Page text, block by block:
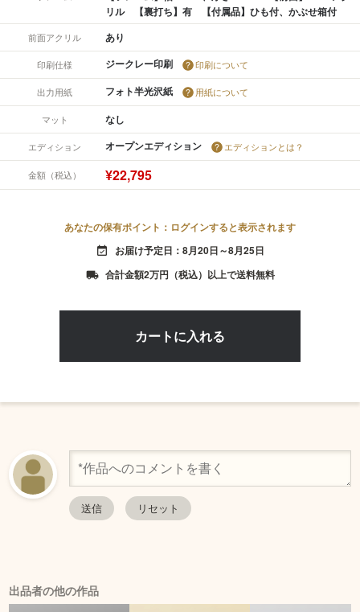
リル 【裏打ち】有 【付属品】ひも付、かぶせ箱付
前面アクリル あり
印刷仕様 ジークレー印刷 印刷について
出力用紙 フォト半光沢紙 用紙について
マット なし
エディション オープンエディション エディションとは？
金額（税込） ¥22,795
あなたの保有ポイント：ログインすると表示されます
event_available お届け予定日：8月20日～8月25日
local_shipping 合計金額2万円（税込）以上で送料無料
出品者の他の作品